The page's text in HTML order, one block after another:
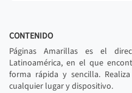
CONTENIDO
Páginas Amarillas es el
Latinoamérica, en el que
forma rápida y sencilla.
cualquier lugar y dispositivo.